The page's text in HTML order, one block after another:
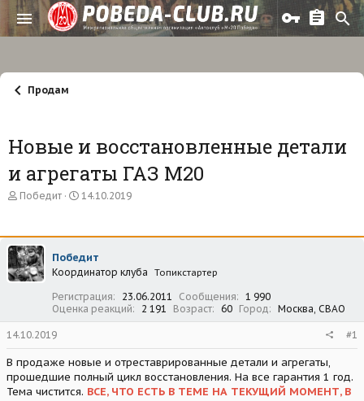
Продам
Новые и восстановленные детали
и агрегаты ГАЗ М20
А
о
р
т
е
Победит
Д
а
а
ч
л
а
14.10.2019
Победит
Координатор клуба Топикстартер
Регистрация 23.06.2011 Сообщения
1 990
Оценка реакций
2 191 Возраст 60 Город Москва, СВАО
14.10.2019 #1
В продаже новые и отреставрированные детали и агрегаты,
прошедшие полный цикл восстановления. На все гарантия 1 год.
Тема чистится. ВСЕ, ЧТО ЕСТЬ В ТЕМЕ НА ТЕКУЩИЙ МОМЕНТ, В